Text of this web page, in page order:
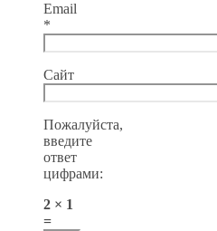
Email
*
Сайт
Пожалуйста,
введите
ответ
цифрами:
2 × 1
=